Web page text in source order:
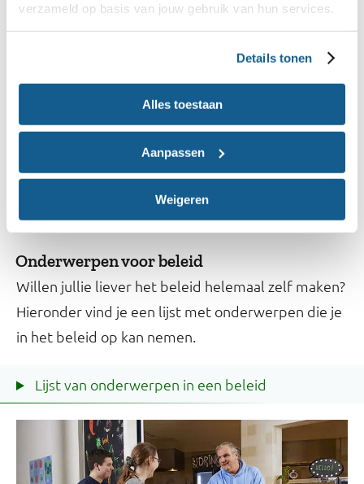
verzameld op basis van jouw gebruik van hun services.
Details tonen
Alles toestaan
Aanpassen
Weigeren
3. Stel het voedingsbeleid op
kunnen het beleid zo simpel of groots maken als
jullie willen, zolang het aansluit bij jullie visie en
Bekijk en gebruik het voorbeeldbeleid voor v(so)
en mbo
Onderwerpen voor beleid
Willen jullie liever het beleid helemaal zelf maken?
Hieronder vind je een lijst met onderwerpen die je
in het beleid op kan nemen.
Lijst van onderwerpen in een beleid